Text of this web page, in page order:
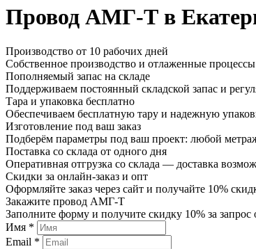
Провод АМГ-Т в
Производство от 10 рабочих дней
Собственное производство и отлаженные
Пополняемый запас на складе
Поддерживаем постоянный складской запас и
Тара и упаковка бесплатно
Обеспечиваем бесплатную тару и надежную
Изготовление под ваш заказ
Подберём параметры под ваш проект: любой
Поставка со склада от одного дня
Оперативная отгрузка со склада — доставка
Скидки за онлайн-заказ и опт
Оформляйте заказ через сайт и получайте 10%
Закажите провод АМГ-Т
Заполните форму и получите скидку 10% за запрос
Имя *
Email *